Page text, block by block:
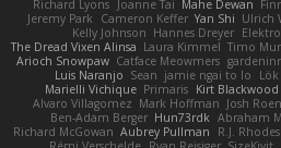
Richard Lyons Joanne Tai Mahe Dewan
Jeremy Park
Cameron Keffer Yan Shi Ulrich
Kelly Johnson Hannes Dreyer
The Dread Vixen Alinsa Laura Kimmel Timo
Arioch Snowpaw Catface Meowmers
Luis Naranjo Sean jamie ngai to lo
Marielli Vichique Primaris Kirt Blackwood
Alvaro Villagomez Mark Hoffman Josh
Ben-Adam Berger Hun73rdk Abraham
Richard McGowan Aubrey Pullman R.J.